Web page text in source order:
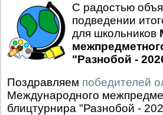
С радостью
подведении
для школьников
"Разнобой -
Поздравляем победителей
Международного
блицтурнира "Разнобой -